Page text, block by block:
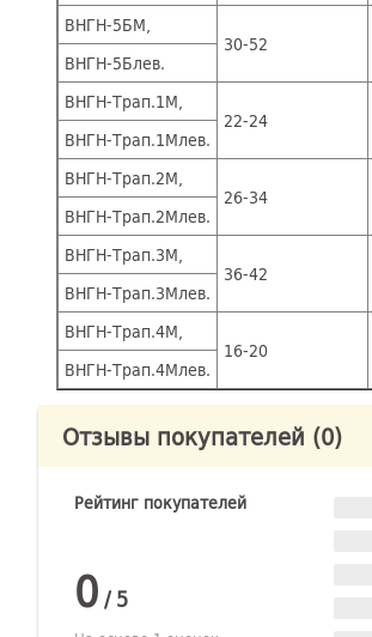
ВНГН-5БМ,
30-52
ВНГН-5Блев.
ВНГН-Трап.1М,
22-24
ВНГН-Трап.1Млев.
ВНГН-Трап.2М,
26-34
ВНГН-Трап.2Млев.
ВНГН-Трап.3М,
36-42
ВНГН-Трап.3Млев.
ВНГН-Трап.4М,
16-20
ВНГН-Трап.4Млев.
Отзывы покупателей (0)
Рейтинг покупателей
0/5